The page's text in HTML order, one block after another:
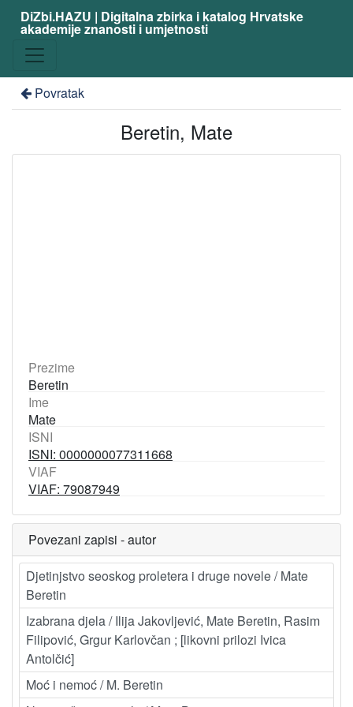
DiZbi.HAZU | Digitalna zbirka i katalog Hrvatske
akademije znanosti i umjetnosti
Povratak
Beretin, Mate
Prezime
Beretin
Ime
Mate
ISNI
ISNI: 0000000077311668
VIAF
VIAF: 79087949
Povezani zapisi - autor
Djetinjstvo seoskog proletera i druge novele / Mate
Beretin
Izabrana djela / Ilija Jakovljević, Mate Beretin, Rasim
Filipović, Grgur Karlovčan ; [likovni prilozi Ivica
Antolčić]
Moć i nemoć / M. Beretin